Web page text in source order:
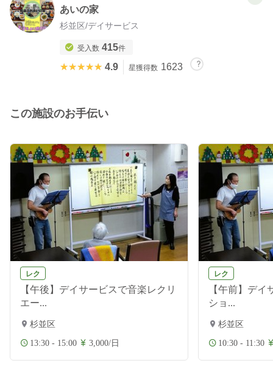
あいの家
杉並区/デイサービス
受入数 415件
★★★★★
★★★★★ 4.9 星獲得数 1623
この施設のお手伝い
レク
【午後】デイサービスで音楽レクリ
エー...
杉並区
13:30 - 15:00 3,000/日
レク
【午前】デ
ショ...
杉並区
10:30 - 11:30